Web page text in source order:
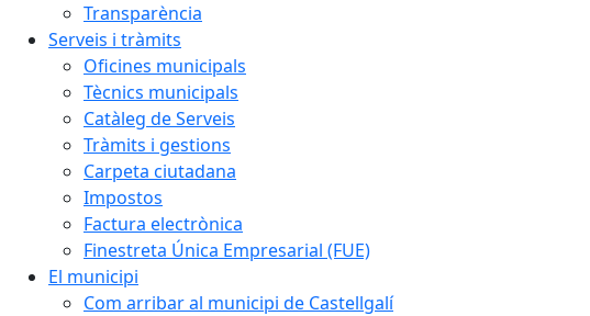
Transparència
Serveis i tràmits
Oficines municipals
Tècnics municipals
Catàleg de Serveis
Tràmits i gestions
Carpeta ciutadana
Impostos
Factura electrònica
Finestreta Única Empresarial (FUE)
El municipi
Com arribar al municipi de Castellgalí